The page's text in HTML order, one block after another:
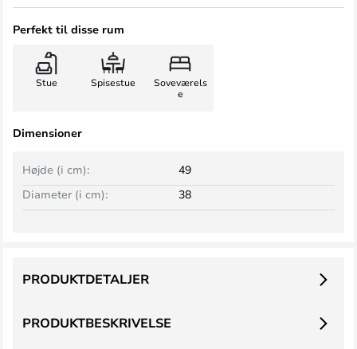
Perfekt til disse rum
Stue Spisestue
Soveværels
e
Dimensioner
Højde (i cm):
49
Diameter (i cm):
38
PRODUKTBESKRIVELSE
PRODUKTDETALJER